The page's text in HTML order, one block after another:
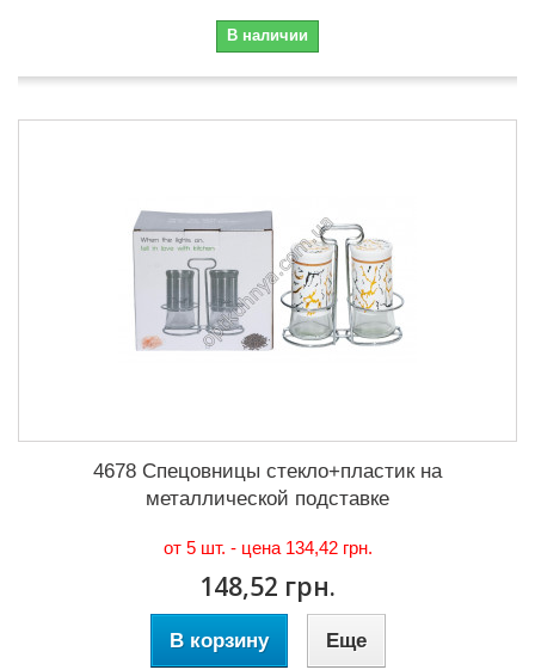
В наличии
4678 Спецовницы стекло+пластик на
металлической подставке
от 5 шт. - цена 134,42 грн.
148,52 грн.
В корзину Еще